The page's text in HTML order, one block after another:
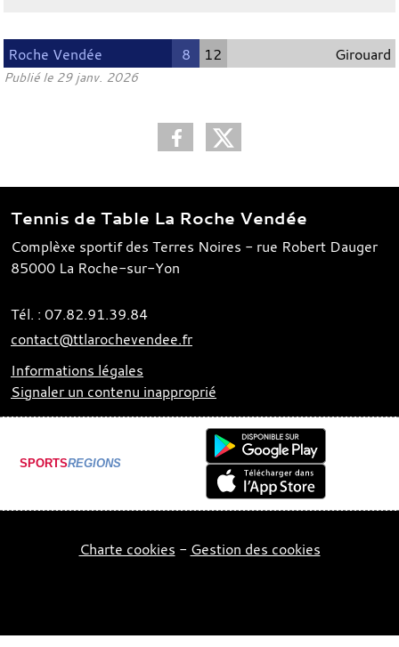
Roche Vendée 8 12 Girouard
Publié le 29 janv. 2026
Tennis de Table La Roche Vendée
Complèxe sportif des Terres Noires - rue Robert Dauger
85000 La Roche-sur-Yon
Tél. : 07.82.91.39.84
contact@ttlarochevendee.fr
Informations légales
Signaler un contenu inapproprié
SPORTSREGIONS
Charte cookies Gestion des cookies